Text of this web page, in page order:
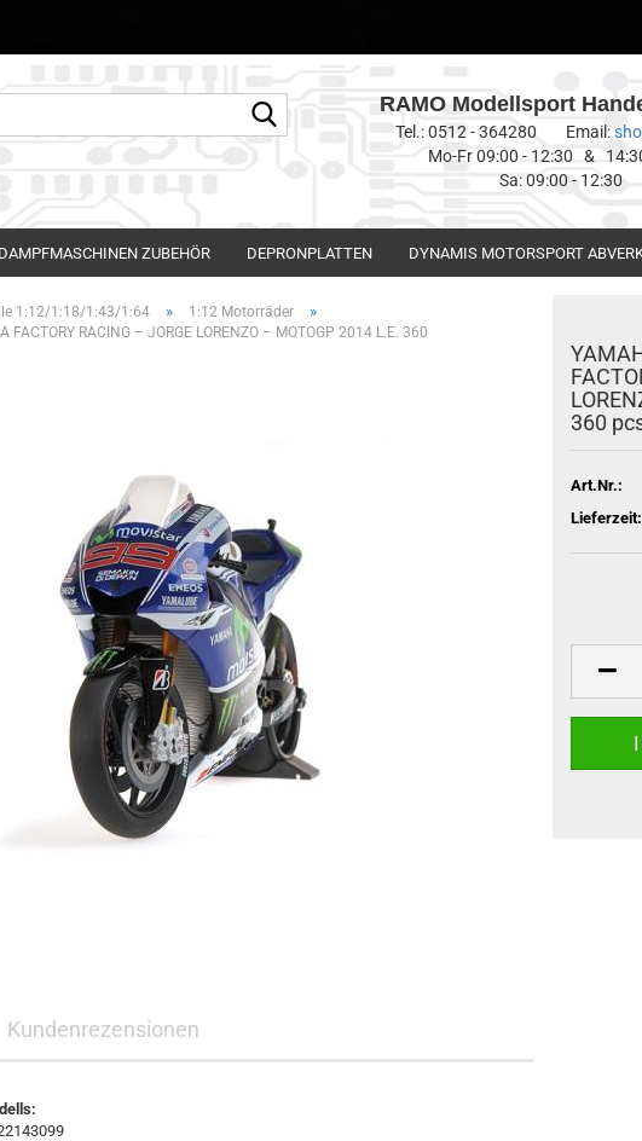
RAMO Modellsport
Tel.: 0512 - 364280 Email:
Mo-Fr 09:00 - 12:30 &
Sa: 09:00 - 12:30
DAMPFMASCHINEN ZUBEHÖR DEPRONPLATTEN DYNAMIS MOTORSPORT
1:12/1:18/1:43/1:64 » 1:12 Motorräder »
FACTORY RACING – JORGE LORENZO – MOTOGP 2014 L.E. 360
360
Art.Nr.:
Lieferzeit:
Kundenrezensionen